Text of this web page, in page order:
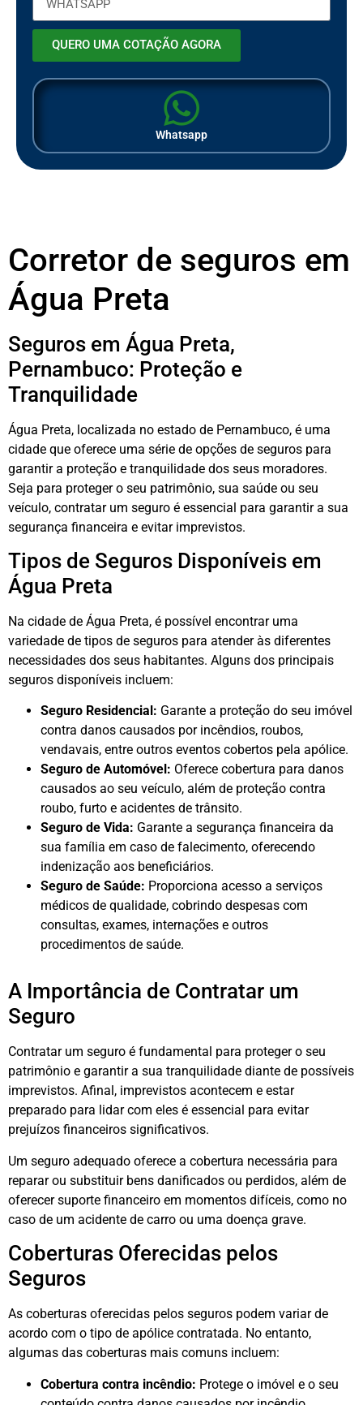
QUERO UMA COTAÇÃO AGORA
Whatsapp
Corretor de seguros em
Água Preta
Seguros em Água Preta,
Pernambuco: Proteção e
Tranquilidade
Água Preta, localizada no estado de Pernambuco, é uma
cidade que oferece uma série de opções de seguros para
garantir a proteção e tranquilidade dos seus moradores.
Seja para proteger o seu patrimônio, sua saúde ou seu
veículo, contratar um seguro é essencial para garantir a sua
segurança financeira e evitar imprevistos.
Tipos de Seguros Disponíveis em
Água Preta
Na cidade de Água Preta, é possível encontrar uma
variedade de tipos de seguros para atender às diferentes
necessidades dos seus habitantes. Alguns dos principais
seguros disponíveis incluem:
Seguro Residencial: Garante a proteção do seu imóvel
contra danos causados por incêndios, roubos,
vendavais, entre outros eventos cobertos pela apólice.
Seguro de Automóvel: Oferece cobertura para danos
causados ao seu veículo, além de proteção contra
roubo, furto e acidentes de trânsito.
Seguro de Vida: Garante a segurança financeira da
sua família em caso de falecimento, oferecendo
indenização aos beneficiários.
Seguro de Saúde: Proporciona acesso a serviços
médicos de qualidade, cobrindo despesas com
consultas, exames, internações e outros
procedimentos de saúde.
A Importância de Contratar um
Seguro
Contratar um seguro é fundamental para proteger o seu
patrimônio e garantir a sua tranquilidade diante de possíveis
imprevistos. Afinal, imprevistos acontecem e estar
preparado para lidar com eles é essencial para evitar
prejuízos financeiros significativos.
Um seguro adequado oferece a cobertura necessária para
reparar ou substituir bens danificados ou perdidos, além de
oferecer suporte financeiro em momentos difíceis, como no
caso de um acidente de carro ou uma doença grave.
Coberturas Oferecidas pelos
Seguros
As coberturas oferecidas pelos seguros podem variar de
acordo com o tipo de apólice contratada. No entanto,
algumas das coberturas mais comuns incluem:
Cobertura contra incêndio: Protege o imóvel e o seu